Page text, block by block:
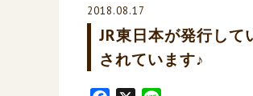
2018.08.17
JR東日本が発行し
されています♪